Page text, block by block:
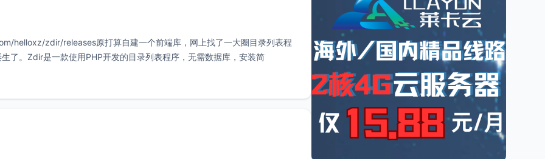
helloxz/zdir/releases原打算自建一个前端库，网上找了一大圈目录列表程
了。Zdir是一款使用PHP开发的目录列表程序，无需数据库，安装简